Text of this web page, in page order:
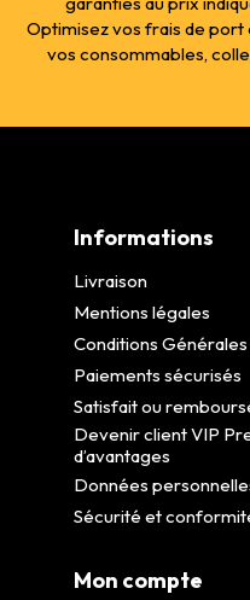
Optimisez vos frais de
vos consommables,
Informations
Livraison
Mentions légales
Conditions
Paiements sécurisés
Satisfait ou
Devenir client VIP
d’avantages
Données
Sécurité et
Mon compte